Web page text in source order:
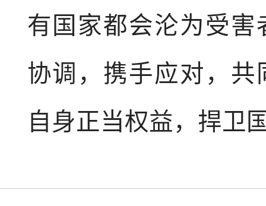
有国家都会沦为受
协调，携手应对，
自身正当权益，捍卫